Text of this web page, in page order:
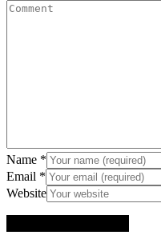
Name *
Email *
Website